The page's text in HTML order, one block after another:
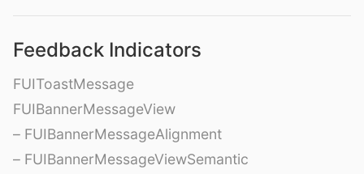
Feedback Indicators
FUIToastMessage
FUIBannerMessageView
– FUIBannerMessageAlignment
– FUIBannerMessageViewSemantic